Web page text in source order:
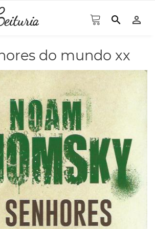
search person_outline
do mundo xx